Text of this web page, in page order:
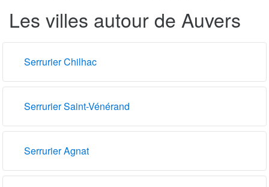
Les villes autour de Auvers
Serrurier Chilhac
Serrurier Saint-Vénérand
Serrurier Agnat